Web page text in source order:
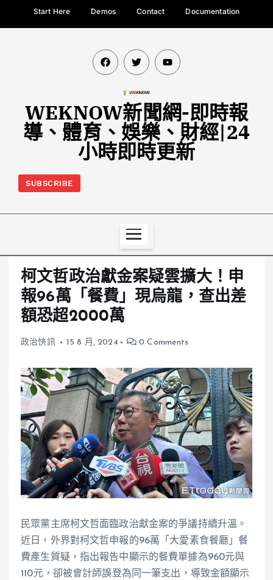
Start Here Demos Contact Documentation
WEKNOW新聞網-即時報
導、體育、娛樂、財經|24
小時即時更新
SUBSCRIBE
柯文哲政治獻金案疑雲擴大！申
報96萬「餐費」現烏龍，查出差
額恐超2000萬
政治快訊 15 8 月, 2024 0 Comments
民眾黨主席柯文哲面臨政治獻金案的爭議持續升溫。
近日，外界對柯文哲申報的96萬「大愛素食餐廳」餐
費產生質疑，指出報告中顯示的餐費單據為960元與
110元，卻被會計師誤登為同一筆支出，導致金額顯示